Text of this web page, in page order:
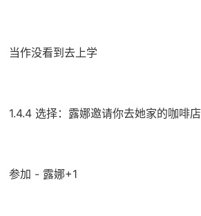
当作没看到去上学
1.4.4 选择：露娜邀请你去她家的咖啡店
参加 - 露娜+1